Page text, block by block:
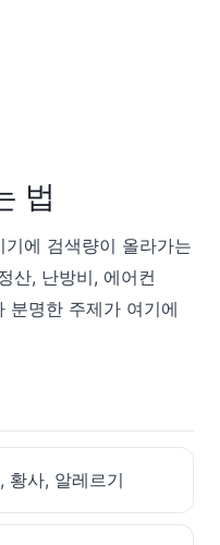
법
에 검색량이 올라가는
산, 난방비, 에어컨
분명한 주제가 여기에
황사, 알레르기